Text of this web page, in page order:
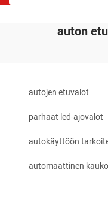
auton
autojen etuvalot
parhaat led-ajovalot
autokäyttöön
automaattinen